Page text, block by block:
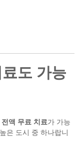
도 가능
액 무료 치료가 가능
은 도시 중 하나랍니